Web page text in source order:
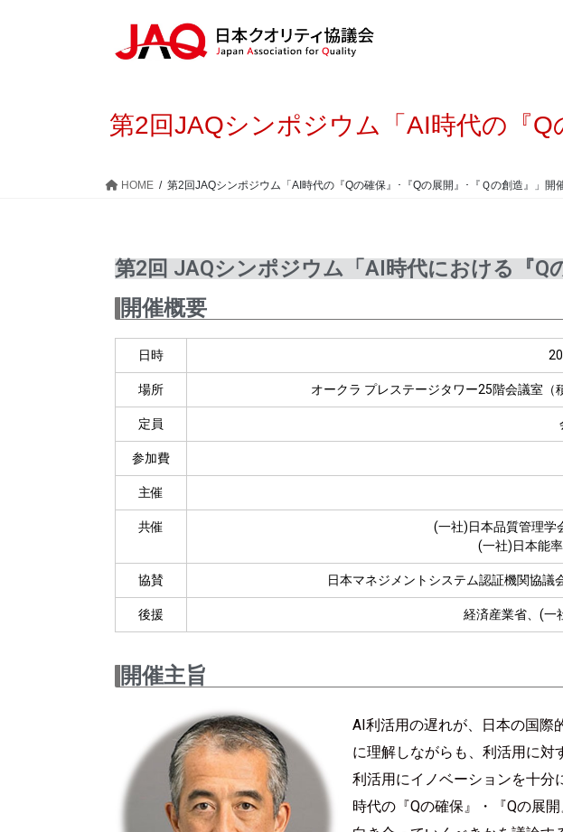
第2回JAQシンポジウム「AI時代の『
HOME 第2回JAQシンポジウム「AI時代の『Qの確保』･『Qの展開』･『Ｑの創造』」開
第2回 JAQシンポジウム「AI時代における『Q
開催概要
日時
場所 オークラ プレステージタワー25階会議室（
定員
参加費
主催
共催
(一社)日本品質管理学
(一社)日本能
協賛 日本マネジメントシステム認証機関協議
後援 経済産業省、(一
開催主旨
AI利活用の遅れが、日本の国際
に理解しながらも、利活用に対
利活用にイノベーションを十分
時代の『Qの確保』・『Qの展